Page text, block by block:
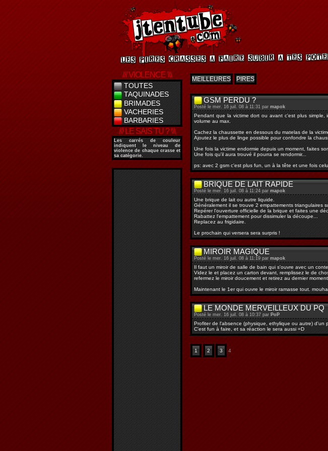
/// VIOLENCE \\\
TOUTES
TAQUINADES
BRIMADES
VACHERIES
BARBARIES
/// LE SAIS TU ? \\\
Les carrés de couleur
indiquent le niveau de
violence de chaque crasse et
sa catégorie.
MEILLEURES PIRES
GSM PERDU ?
Posté le mer. 16 juil. 08 à 11:31 par mapok
Pendant que la victime dort ou avant c'est plus
volume au max.
Cachez la chaussette en dessous du matelas de la
Ajoutez le plus de linge possible pour confondre la
Une fois la victime endormie depuis un moment, faites
Une fois qu'il aura trouvé il pourra se rendormir...
ps: avec 2 gsm c'est plus fun, un à la tête et une fois
BRIQUE DE LAIT RAPIDE
Posté le mer. 16 juil. 08 à 11:24 par mapok
Une brique de lait ou autre liquide.
Généralement il se trouve 2 empattements triangulaires
Repérer l'ouverture officielle de la brique et faites une
Rabattez l'empattement pour dissimuler la découpe...
Replacez au frigidaire.
Le prochain qui versera sera surpris !
MIROIR MAGIQUE
Posté le mer. 16 juil. 08 à 11:19 par mapok
Il faut un miroir de salle de bain qui s'ouvre avec un
Videz le et placez un carton devant, remplissez le de
refermez le miroir doucement et retirez au dernier
Maintenant le 1er qui ouvre le miroir ramasse tout.
LE MONDE MERVEILLEUX DU PQ
Posté le mer. 16 juil. 08 à 10:37 par PoP
Profiter de l'absence (physique, ethylique ou autre)
C'est fun à faire, et sa réaction le sera aussi =D
1 2 3 4